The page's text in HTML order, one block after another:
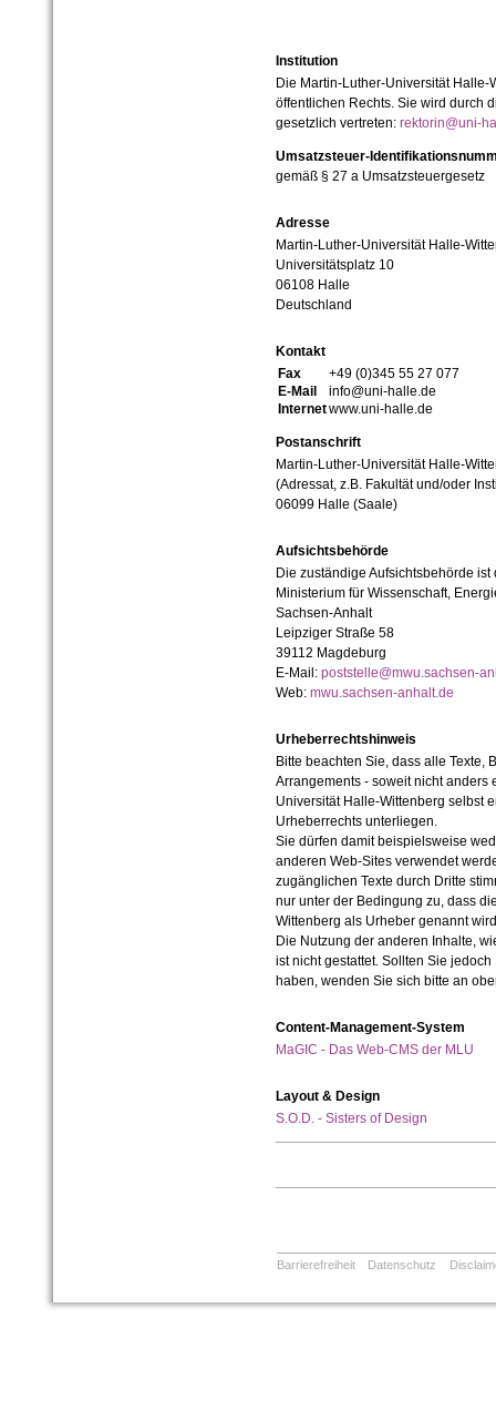
Institution
Die Martin-Luther-Universität
öffentlichen Rechts. Sie wird durch
gesetzlich vertreten: rektorin@uni-
Umsatzsteuer-
gemäß § 27 a Umsatzsteuergesetz
Adresse
Martin-Luther-Universität Halle-
Universitätsplatz 10
06108 Halle
Deutschland
Kontakt
Fax
+49 (0)345 55 27 077
E-Mail
info@uni-halle.de
Internetwww.uni-halle.de
Postanschrift
Martin-Luther-Universität Halle-
(Adressat, z.B. Fakultät und/oder
06099 Halle (Saale)
Aufsichtsbehörde
Die zuständige Aufsichtsbehörde ist
Ministerium für Wissenschaft,
Sachsen-Anhalt
Leipziger Straße 58
39112 Magdeburg
E-Mail: poststelle@mwu.sachsen-
Web: mwu.sachsen-anhalt.de
Urheberrechtshinweis
Bitte beachten Sie, dass alle Texte,
Arrangements - soweit nicht anders
Universität Halle-Wittenberg selbst
Urheberrechts unterliegen.
Sie dürfen damit beispielsweise
anderen Web-Sites verwendet
zugänglichen Texte durch Dritte
nur unter der Bedingung zu, dass
Wittenberg als Urheber genannt
Die Nutzung der anderen Inhalte,
ist nicht gestattet. Sollten Sie
haben, wenden Sie sich bitte an
Content-Management-System
MaGIC - Das Web-CMS der MLU
Layout & Design
S.O.D. - Sisters of Design
Barrierefreiheit Datenschutz